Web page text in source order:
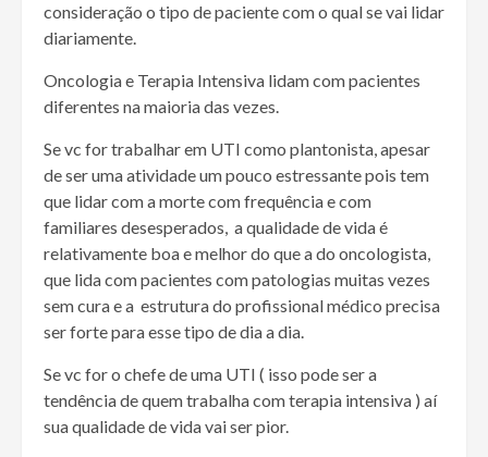
consideração o tipo de paciente com o qual se vai lidar
diariamente.
Oncologia e Terapia Intensiva lidam com pacientes
diferentes na maioria das vezes.
Se vc for trabalhar em UTI como plantonista, apesar
de ser uma atividade um pouco estressante pois tem
que lidar com a morte com frequência e com
familiares desesperados, a qualidade de vida é
relativamente boa e melhor do que a do oncologista,
que lida com pacientes com patologias muitas vezes
sem cura e a estrutura do profissional médico precisa
ser forte para esse tipo de dia a dia.
Se vc for o chefe de uma UTI ( isso pode ser a
tendência de quem trabalha com terapia intensiva ) aí
sua qualidade de vida vai ser pior.